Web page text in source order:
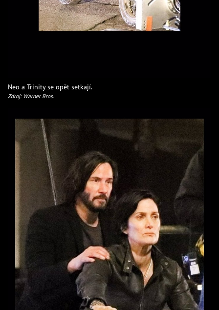
Neo a Trinity se opět setkají.
Zdroj: Warner Bros.